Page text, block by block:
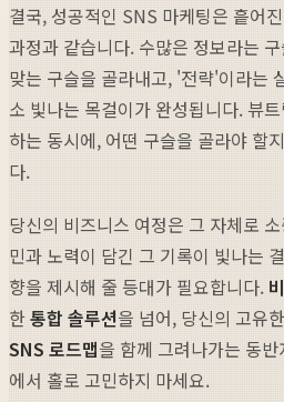
결국, 성공적인 SNS 마케팅은 흩어
과정과 같습니다. 수많은 정보라는
맞는 구슬을 골라내고, '전략'이라는
소 빛나는 목걸이가 완성됩니다. 뷰
하는 동시에, 어떤 구슬을 골라야 할
다.
당신의 비즈니스 여정은 그 자체로
민과 노력이 담긴 그 기록이 빛나는
향을 제시해 줄 등대가 필요합니다.
한 통합 솔루션을 넘어, 당신의 고유
SNS 로드맵을 함께 그려나가는 동
에서 홀로 고민하지 마세요.